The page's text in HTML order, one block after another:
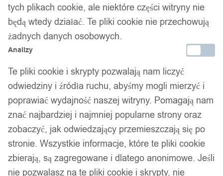
tych plikach cookie, ale niektóre części witryny nie
będą wtedy działać. Te pliki cookie nie przechowują
żadnych danych osobowych.
Analizy
Te pliki cookie i skrypty pozwalają nam liczyć
odwiedziny i źródła ruchu, abyśmy mogli mierzyć i
poprawiać wydajność naszej witryny. Pomagają nam
znać najbardziej i najmniej popularne strony oraz
zobaczyć, jak odwiedzający przemieszczają się po
stronie. Wszystkie informacje, które te pliki cookie
zbierają, są zagregowane i dlatego anonimowe. Jeśli
nie pozwalasz na te pliki cookie i skrypty, nie